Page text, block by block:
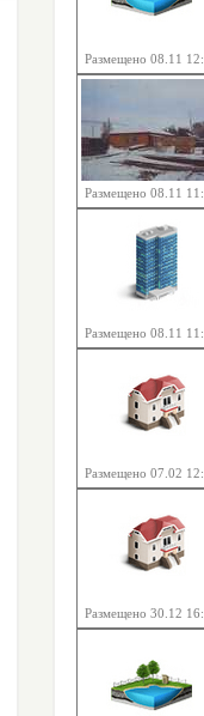
Размещено 08.11
Размещено 08.11
Размещено 08.11
Размещено 07.02
Размещено 30.12